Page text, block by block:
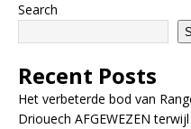
Search
Recent Posts
Het verbeterde bod van
Driouech AFGEWEZEN